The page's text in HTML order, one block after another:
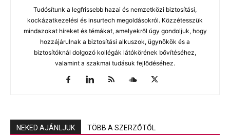
Tudósítunk a legfrissebb hazai és nemzetközi biztosítási,
kockázatkezelési és insurtech megoldásokról. Közzétesszük
mindazokat híreket és témákat, amelyekről úgy gondoljuk, hogy
hozzájárulnak a biztosítási alkuszok, ügynökök és a
biztosítóknál dolgozó kollégák látókörének bővítéséhez,
valamint a szakmai tudásuk fejlődéséhez.
NEKED AJÁNLJUK TÖBB A SZERZŐTŐL